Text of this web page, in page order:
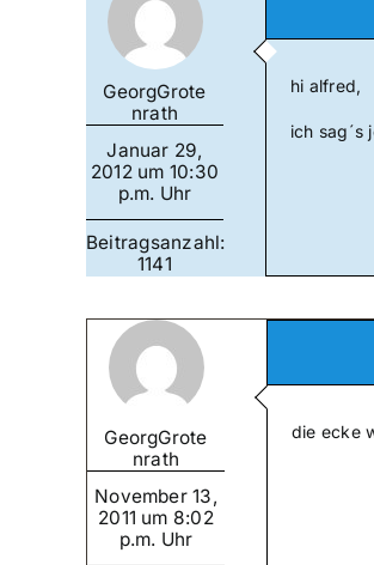
GeorgGrote
nrath
Januar 29,
2012 um 10:30
p.m. Uhr
Beitragsanzahl:
1141
hi alfred,
ich
GeorgGrote
nrath
November 13,
2011 um 8:02
p.m. Uhr
die ecke